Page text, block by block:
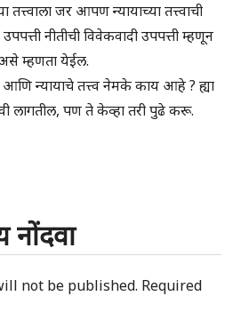
तत्त्वाला जर आपण न्यायाच्या तत्त्वाची
नीतीची विवेकवादी उपपत्ती म्हणून
म्हणता येईल.
न्यायाचे तत्त्व नेमके काय आहे ? ह्या
लागतील, पण ते केव्हा तरी पुढे करू.
नोंदवा
not be published. Required